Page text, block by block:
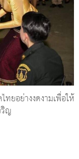
ยอย่างงดงามเพื่อให้
ญ